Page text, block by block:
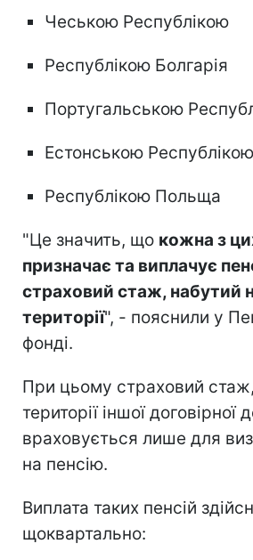
Чеською Республікою
Республікою Болгарія
Португальською
Естонською Республікою
Республікою Польща
"Це значить, що кожна з
призначає та виплачує
страховий стаж, набутий
території", - пояснили у
фонді.
При цьому страховий
території іншої договірної
враховується лише для
на пенсію.
Виплата таких пенсій
щоквартально: